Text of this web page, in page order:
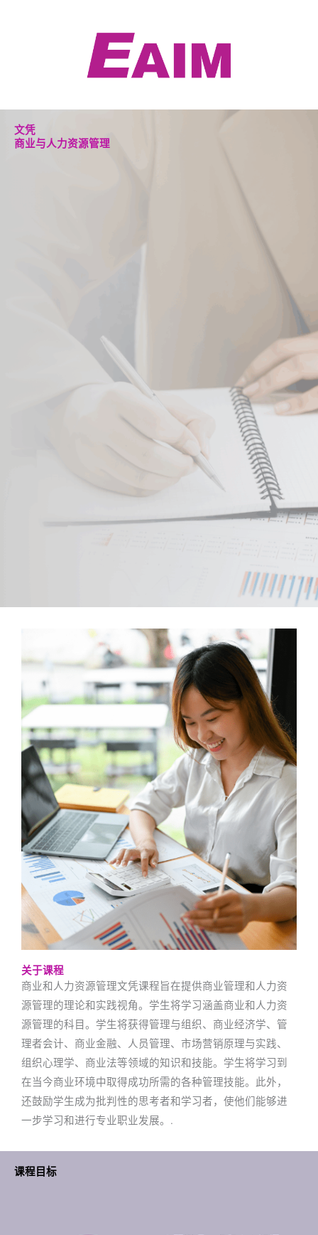
文凭
商业与人力资源管理
关于课程
商业和人力资源管理文凭课程旨在提供商业管理和人力资
源管理的理论和实践视角。学生将学习涵盖商业和人力资
源管理的科目。学生将获得管理与组织、商业经济学、管
理者会计、商业金融、人员管理、市场营销原理与实践、
组织心理学、商业法等领域的知识和技能。学生将学习到
在当今商业环境中取得成功所需的各种管理技能。此外，
还鼓励学生成为批判性的思考者和学习者，使他们能够进
一步学习和进行专业职业发展。.
课程目标